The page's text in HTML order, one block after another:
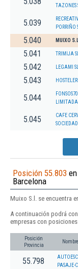
TAZONES
5.039
PORRIÑO
5.040 MUIXO
5.041 TRIMIJA SL
5.042 LEGAMI SL.
5.043
5.044
LIMITADA.
5.045
CAFE
Posición 55.803
Barcelona
Muixo S.l. se encuentra
A continuación podrá
empresas con
Posición
Provincia
55.798
PASAJE-